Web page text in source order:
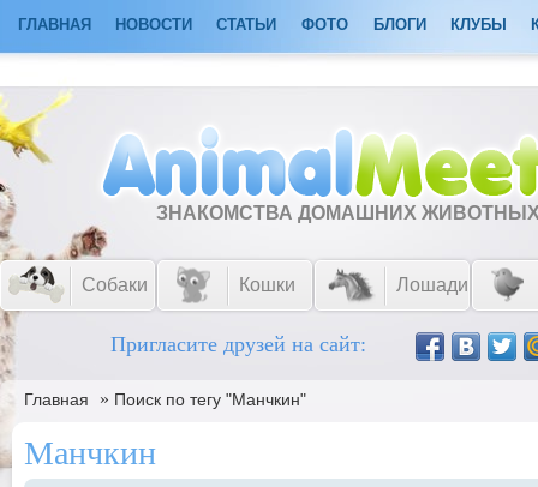
ГЛАВНАЯ НОВОСТИ СТАТЬИ ФОТО БЛОГИ КЛУБЫ
ЗНАКОМСТВА ДОМАШНИХ
Собаки Кошки Лошади
Пригласите друзей на сайт:
Главная » Поиск по тегу "Манчкин"
Манчкин